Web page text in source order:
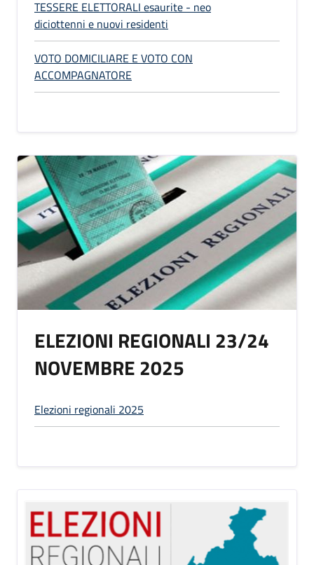
TESSERE ELETTORALI esaurite - neo
diciottenni e nuovi residenti
VOTO DOMICILIARE E VOTO CON
ACCOMPAGNATORE
ELEZIONI REGIONALI 23/24
NOVEMBRE 2025
Elezioni regionali 2025